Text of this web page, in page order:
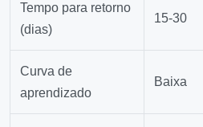
Tempo para retorno
(dias)
15‑30
Curva de
aprendizado
Baixa